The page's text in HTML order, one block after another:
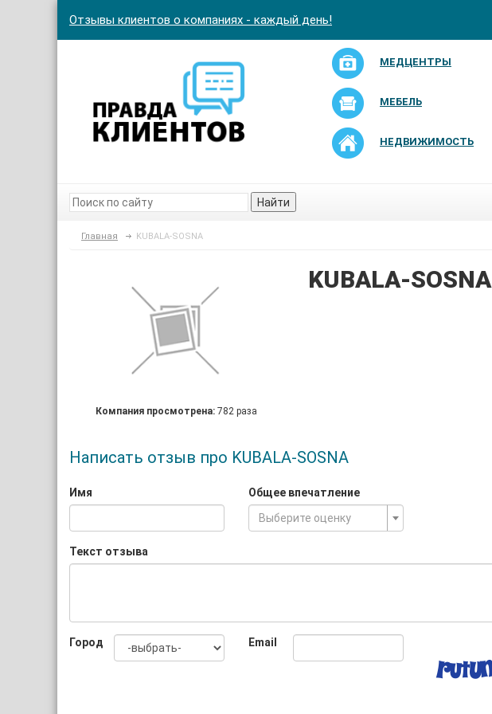
Отзывы клиентов о компаниях - каждый день!
МЕДЦЕНТРЫ
МЕБЕЛЬ
НЕДВИЖИМОСТЬ
Найти
Главная KUBALA-SOSNA
Компания просмотрена:782 раза
KUBALA-SOSNA
Написать отзыв про KUBALA-SOSNA
Имя
Общее впечатление
Выберите оценку
Текст отзыва
Город Email